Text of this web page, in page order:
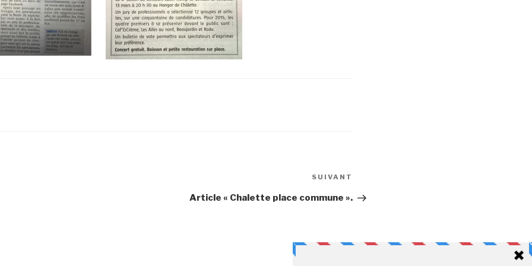
SUIVANT
Article « Chalette place commune ».